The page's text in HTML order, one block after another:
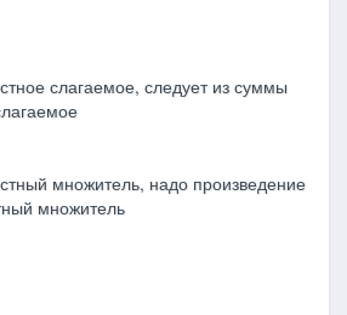
слагаемое, следует из суммы
множитель, надо произведение
множитель